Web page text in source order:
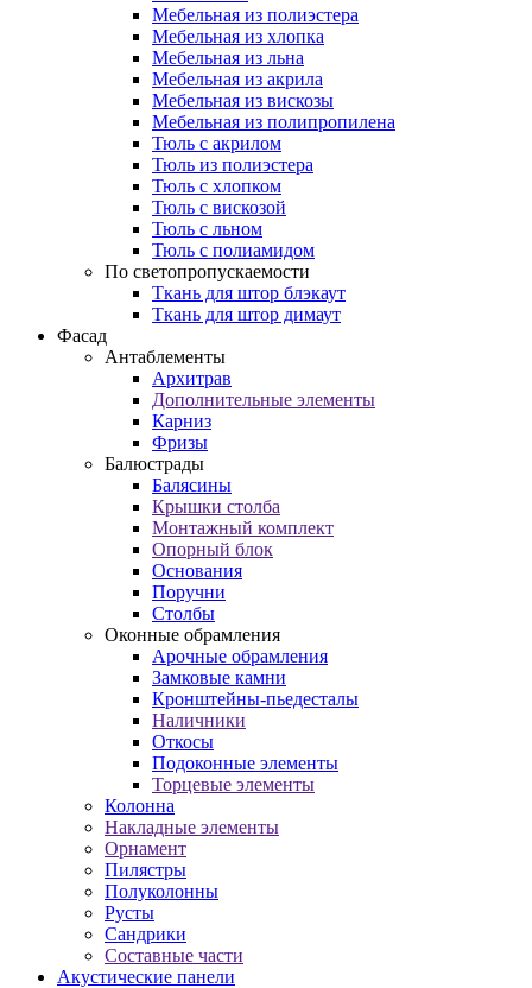
Мебельная из полиэстера
Мебельная из хлопка
Мебельная из льна
Мебельная из акрила
Мебельная из вискозы
Мебельная из полипропилена
Тюль с акрилом
Тюль из полиэстера
Тюль с хлопком
Тюль с вискозой
Тюль с льном
Тюль с полиамидом
По светопропускаемости
Ткань для штор блэкаут
Ткань для штор димаут
Фасад
Антаблементы
Архитрав
Дополнительные элементы
Карниз
Фризы
Балюстрады
Балясины
Крышки столба
Монтажный комплект
Опорный блок
Основания
Поручни
Столбы
Оконные обрамления
Арочные обрамления
Замковые камни
Кронштейны-пьедесталы
Наличники
Откосы
Подоконные элементы
Торцевые элементы
Колонна
Накладные элементы
Орнамент
Пилястры
Полуколонны
Русты
Сандрики
Составные части
Акустические панели